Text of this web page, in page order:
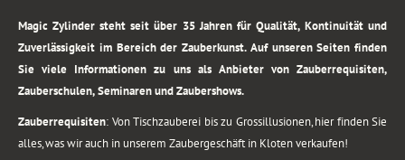
Magic Zylinder steht seit über 35 Jahren für Qualität, Kontinuität und
Zuverlässigkeit im Bereich der Zauberkunst. Auf unseren Seiten finden
Sie viele Informationen zu uns als Anbieter von Zauberrequisiten,
Zauberschulen, Seminaren und Zaubershows.
Zauberrequisiten: Von Tischzauberei bis zu Grossillusionen, hier finden Sie
alles, was wir auch in unserem Zaubergeschäft in Kloten verkaufen!